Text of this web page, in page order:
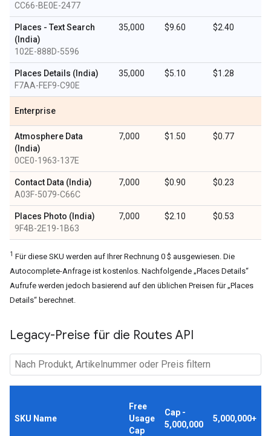
CC66-BE0E-2477
Places - Text Search
(India)
102E-888D-5596
35,000 $9.60 $2.40
Places Details (India)
F7AA-FEF9-C90E
35,000 $5.10 $1.28
Enterprise
Atmosphere Data
(India)
0CE0-1963-137E
7,000 $1.50 $0.77
Contact Data (India)
A03F-5079-C66C
7,000 $0.90 $0.23
Places Photo (India)
9F4B-2E19-1B63
7,000 $2.10 $0.53
1 Für diese SKU werden auf Ihrer Rechnung 0 $ ausgewiesen. Die
Autocomplete-Anfrage ist kostenlos. Nachfolgende „Places Details“
Aufrufe werden jedoch basierend auf den üblichen Preisen für „Places
Details“ berechnet.
Legacy-Preise für die Routes API
SKU Name
Free
Usage
Cap
Cap -
5,000,000
5,000,000+